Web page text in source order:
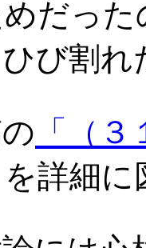
だっ
び割れ
「（
を詳細